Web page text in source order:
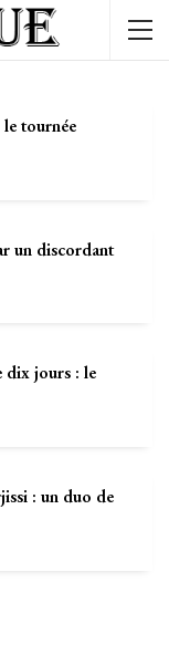
le tournée
un discordant
dix jours : le
: un duo de